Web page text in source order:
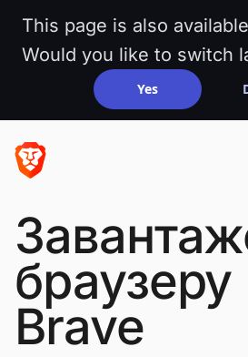
This page is also
Would you like to switch
Yes
браузеру
Brave